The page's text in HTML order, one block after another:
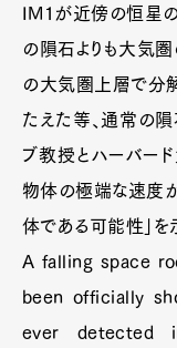
IM1が近傍の恒星の
の隕石よりも大気
の大気圏上層で分
たえた等、通常の
ブ教授とハーバー
物体の極端な速度
体である可能性」を
A falling space
been officially
ever detected